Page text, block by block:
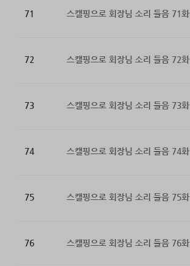
71 스캘핑으로 회장님 소리 들음 71화
72 스캘핑으로 회장님 소리 들음 72화
73 스캘핑으로 회장님 소리 들음 73화
74 스캘핑으로 회장님 소리 들음 74화
75 스캘핑으로 회장님 소리 들음 75화
76 스캘핑으로 회장님 소리 들음 76화